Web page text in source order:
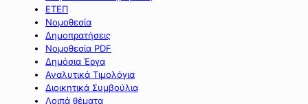
ΕΤΕΠ
Νομοθεσία
Δημοπρατήσεις
Νομοθεσία PDF
Δημόσια Έργα
Αναλυτικά Τιμολόγια
Διοικητικά Συμβούλια
Λοιπά θέματα